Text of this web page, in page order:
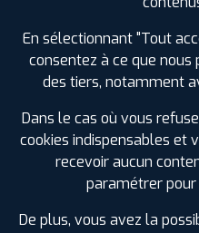
Résistance au
Adhérence sur sol
Code EAN :
En sélectionnant "Tout
consentez à ce que
des tiers, notamment
Dans le cas où vous
cookies indispensables et
recevoir aucun
paramétrer pour
De plus, vous avez la